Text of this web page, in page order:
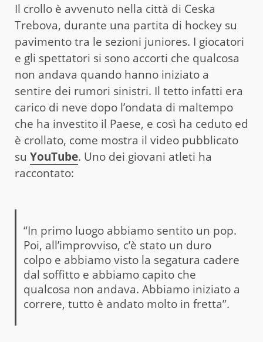
Il crollo è avvenuto nella città di Ceska
Trebova, durante una partita di hockey su
pavimento tra le sezioni juniores. I giocatori
e gli spettatori si sono accorti che qualcosa
non andava quando hanno iniziato a
sentire dei rumori sinistri. Il tetto infatti era
carico di neve dopo l’ondata di maltempo
che ha investito il Paese, e così ha ceduto ed
è crollato, come mostra il video pubblicato
su YouTube. Uno dei giovani atleti ha
raccontato:
“In primo luogo abbiamo sentito un pop.
Poi, all’improvviso, c’è stato un duro
colpo e abbiamo visto la segatura cadere
dal soffitto e abbiamo capito che
qualcosa non andava. Abbiamo iniziato a
correre, tutto è andato molto in fretta”.